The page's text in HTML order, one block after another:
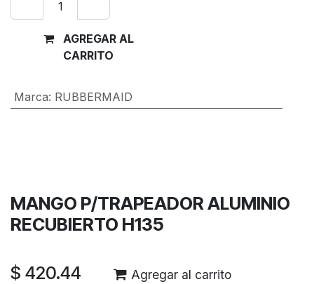
AGREGAR AL
CARRITO
Marca: RUBBERMAID
MANGO P/TRAPEADOR ALUMINIO
RECUBIERTO H135
$ 420.44 Agregar al carrito